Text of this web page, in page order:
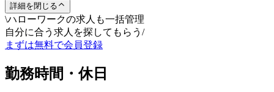
詳細を閉じる
\ハローワークの求人も一括管理
自分に合う求人を探してもらう /
まずは無料で会員登録
勤務時間・休日